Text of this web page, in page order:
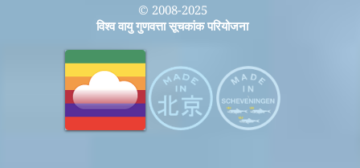
© 2008-2025
विश्व वायु गुणवत्ता सूचकांक परियोजना